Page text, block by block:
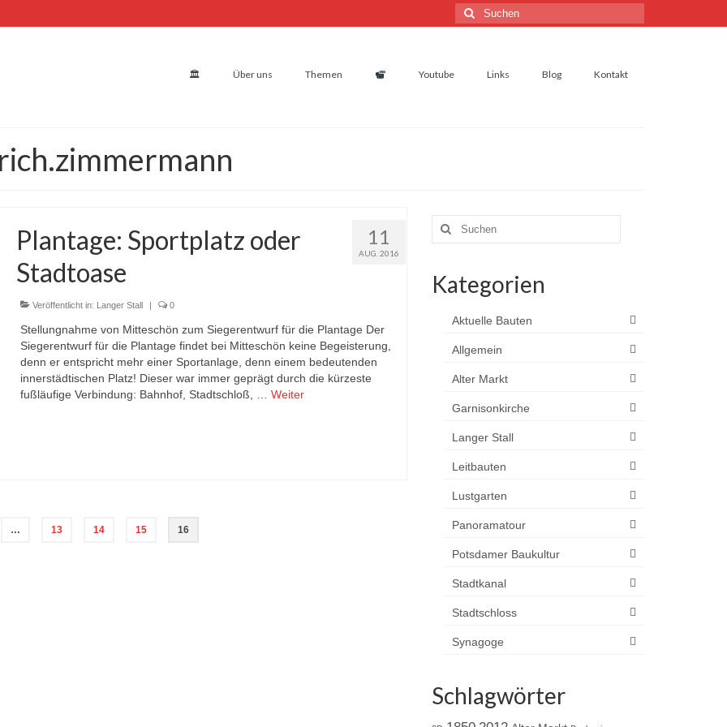
Suchen
nach:
🏛 Über uns Themen Youtube Links Blog Kontakt
11
AUG. 2016
Plantage: Sportplatz oder
Stadtoase
Veröffentlicht in: Langer Stall | 0
Stellungnahme von Mitteschön zum Siegerentwurf für die Plantage Der
Siegerentwurf für die Plantage findet bei Mitteschön keine Begeisterung,
denn er entspricht mehr einer Sportanlage, denn einem bedeutenden
innerstädtischen Platz! Dieser war immer geprägt durch die kürzeste
fußläufige Verbindung: Bahnhof, Stadtschloß, … Weiter
… 13 14 15 16
Suchen
nach:
Kategorien
Aktuelle Bauten
Allgemein
Alter Markt
Garnisonkirche
Langer Stall
Leitbauten
Lustgarten
Panoramatour
Potsdamer Baukultur
Stadtkanal
Stadtschloss
Synagoge
Schlagwörter